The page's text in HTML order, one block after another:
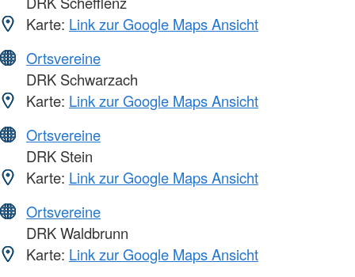
Karte: Link zur Google Maps Ansicht
Ortsvereine
DRK Schwarzach
Karte: Link zur Google Maps Ansicht
Ortsvereine
DRK Stein
Karte: Link zur Google Maps Ansicht
Ortsvereine
DRK Waldbrunn
Karte: Link zur Google Maps Ansicht